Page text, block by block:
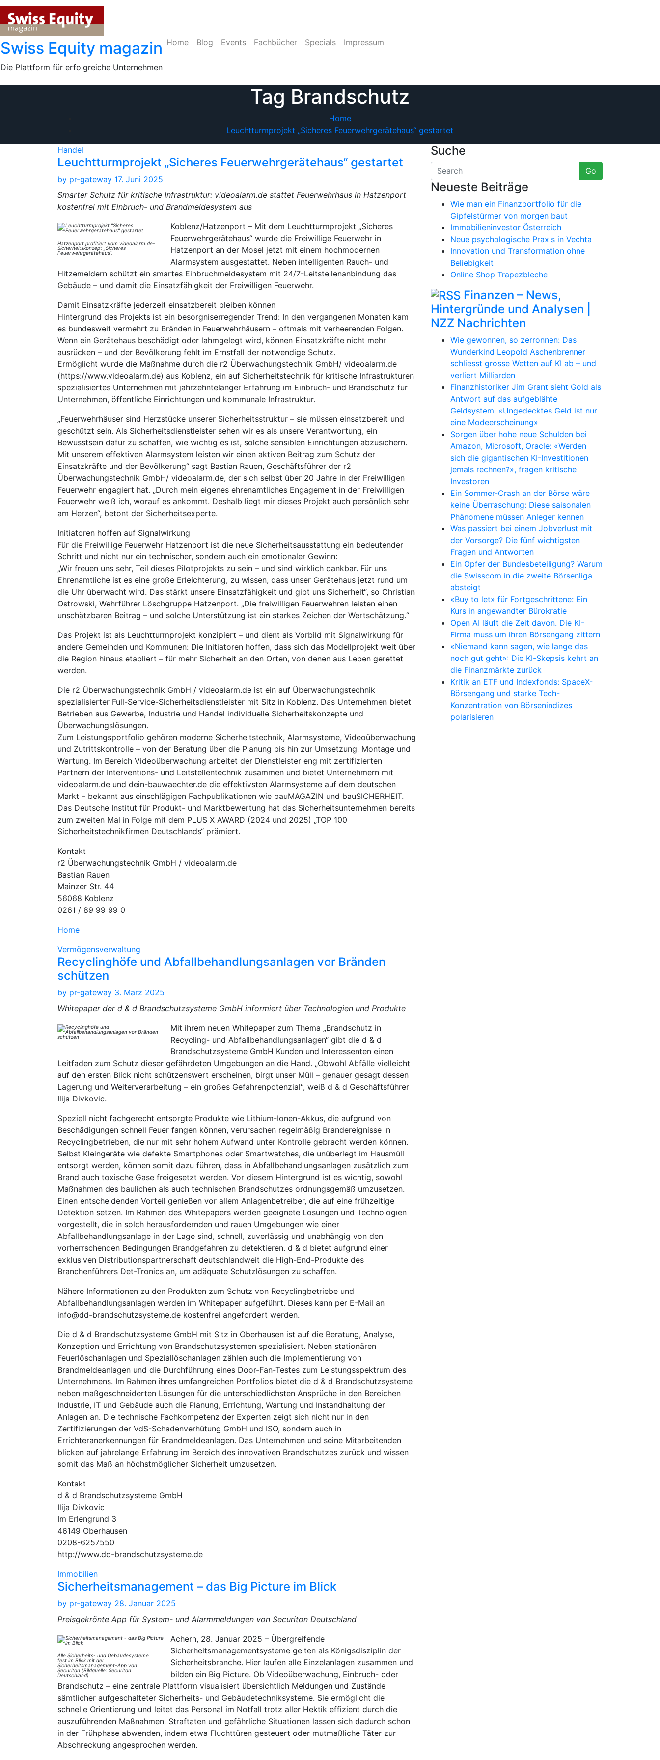
Skip
content
Swiss Equity magazin
Die Plattform für erfolgreiche Unternehmen
Home Blog Events Fachbücher Specials Impressum
Tag Brandschutz
Home
Leuchtturmprojekt „Sicheres Feuerwehrgerätehaus“ gestartet
Handel
Leuchtturmprojekt „Sicheres Feuerwehrgerätehaus“ gestartet
by pr-gateway 17. Juni 2025
Smarter Schutz für kritische Infrastruktur: videoalarm.de stattet Feuerwehrhaus in Hatzenport
kostenfrei mit Einbruch- und Brandmeldesystem aus
Hatzenport profitiert vom videoalarm.de-
Sicherheitskonzept „Sicheres
Feuerwehrgerätehaus“.
Koblenz/Hatzenport – Mit dem Leuchtturmprojekt „Sicheres
Feuerwehrgerätehaus“ wurde die Freiwillige Feuerwehr in
Hatzenport an der Mosel jetzt mit einem hochmodernen
Alarmsystem ausgestattet. Neben intelligenten Rauch- und
Hitzemeldern schützt ein smartes Einbruchmeldesystem mit 24/7-Leitstellenanbindung das
Gebäude – und damit die Einsatzfähigkeit der Freiwilligen Feuerwehr.
Damit Einsatzkräfte jederzeit einsatzbereit bleiben können
Hintergrund des Projekts ist ein besorgniserregender Trend: In den vergangenen Monaten kam
es bundesweit vermehrt zu Bränden in Feuerwehrhäusern – oftmals mit verheerenden Folgen.
Wenn ein Gerätehaus beschädigt oder lahmgelegt wird, können Einsatzkräfte nicht mehr
ausrücken – und der Bevölkerung fehlt im Ernstfall der notwendige Schutz.
Ermöglicht wurde die Maßnahme durch die r2 Überwachungstechnik GmbH/ videoalarm.de
(https://www.videoalarm.de) aus Koblenz, ein auf Sicherheitstechnik für kritische Infrastrukturen
spezialisiertes Unternehmen mit jahrzehntelanger Erfahrung im Einbruch- und Brandschutz für
Unternehmen, öffentliche Einrichtungen und kommunale Infrastruktur.
„Feuerwehrhäuser sind Herzstücke unserer Sicherheitsstruktur – sie müssen einsatzbereit und
geschützt sein. Als Sicherheitsdienstleister sehen wir es als unsere Verantwortung, ein
Bewusstsein dafür zu schaffen, wie wichtig es ist, solche sensiblen Einrichtungen abzusichern.
Mit unserem effektiven Alarmsystem leisten wir einen aktiven Beitrag zum Schutz der
Einsatzkräfte und der Bevölkerung“ sagt Bastian Rauen, Geschäftsführer der r2
Überwachungstechnik GmbH/ videoalarm.de, der sich selbst über 20 Jahre in der Freiwilligen
Feuerwehr engagiert hat. „Durch mein eigenes ehrenamtliches Engagement in der Freiwilligen
Feuerwehr weiß ich, worauf es ankommt. Deshalb liegt mir dieses Projekt auch persönlich sehr
am Herzen“, betont der Sicherheitsexperte.
Initiatoren hoffen auf Signalwirkung
Für die Freiwillige Feuerwehr Hatzenport ist die neue Sicherheitsausstattung ein bedeutender
Schritt und nicht nur ein technischer, sondern auch ein emotionaler Gewinn:
„Wir freuen uns sehr, Teil dieses Pilotprojekts zu sein – und sind wirklich dankbar. Für uns
Ehrenamtliche ist es eine große Erleichterung, zu wissen, dass unser Gerätehaus jetzt rund um
die Uhr überwacht wird. Das stärkt unsere Einsatzfähigkeit und gibt uns Sicherheit“, so Christian
Ostrowski, Wehrführer Löschgruppe Hatzenport. „Die freiwilligen Feuerwehren leisten einen
unschätzbaren Beitrag – und solche Unterstützung ist ein starkes Zeichen der Wertschätzung.“
Das Projekt ist als Leuchtturmprojekt konzipiert – und dient als Vorbild mit Signalwirkung für
andere Gemeinden und Kommunen: Die Initiatoren hoffen, dass sich das Modellprojekt weit über
die Region hinaus etabliert – für mehr Sicherheit an den Orten, von denen aus Leben gerettet
werden.
Die r2 Überwachungstechnik GmbH / videoalarm.de ist ein auf Überwachungstechnik
spezialisierter Full-Service-Sicherheitsdienstleister mit Sitz in Koblenz. Das Unternehmen bietet
Betrieben aus Gewerbe, Industrie und Handel individuelle Sicherheitskonzepte und
Überwachungslösungen.
Zum Leistungsportfolio gehören moderne Sicherheitstechnik, Alarmsysteme, Videoüberwachung
und Zutrittskontrolle – von der Beratung über die Planung bis hin zur Umsetzung, Montage und
Wartung. Im Bereich Videoüberwachung arbeitet der Dienstleister eng mit zertifizierten
Partnern der Interventions- und Leitstellentechnik zusammen und bietet Unternehmern mit
videoalarm.de und dein-bauwaechter.de die effektivsten Alarmsysteme auf dem deutschen
Markt – bekannt aus einschlägigen Fachpublikationen wie bauMAGAZIN und bauSICHERHEIT.
Das Deutsche Institut für Produkt- und Marktbewertung hat das Sicherheitsunternehmen bereits
zum zweiten Mal in Folge mit dem PLUS X AWARD (2024 und 2025) „TOP 100
Sicherheitstechnikfirmen Deutschlands“ prämiert.
Kontakt
r2 Überwachungstechnik GmbH / videoalarm.de
Bastian Rauen
Mainzer Str. 44
56068 Koblenz
0261 / 89 99 99 0
Home
Vermögensverwaltung
Recyclinghöfe und Abfallbehandlungsanlagen vor Bränden
schützen
by pr-gateway 3. März 2025
Whitepaper der d & d Brandschutzsysteme GmbH informiert über Technologien und Produkte
Mit ihrem neuen Whitepaper zum Thema „Brandschutz in
Recycling- und Abfallbehandlungsanlagen“ gibt die d & d
Brandschutzsysteme GmbH Kunden und Interessenten einen
Leitfaden zum Schutz dieser gefährdeten Umgebungen an die Hand. „Obwohl Abfälle vielleicht
auf den ersten Blick nicht schützenswert erscheinen, birgt unser Müll – genauer gesagt dessen
Lagerung und Weiterverarbeitung – ein großes Gefahrenpotenzial“, weiß d & d Geschäftsführer
Ilija Divkovic.
Speziell nicht fachgerecht entsorgte Produkte wie Lithium-Ionen-Akkus, die aufgrund von
Beschädigungen schnell Feuer fangen können, verursachen regelmäßig Brandereignisse in
Recyclingbetrieben, die nur mit sehr hohem Aufwand unter Kontrolle gebracht werden können.
Selbst Kleingeräte wie defekte Smartphones oder Smartwatches, die unüberlegt im Hausmüll
entsorgt werden, können somit dazu führen, dass in Abfallbehandlungsanlagen zusätzlich zum
Brand auch toxische Gase freigesetzt werden. Vor diesem Hintergrund ist es wichtig, sowohl
Maßnahmen des baulichen als auch technischen Brandschutzes ordnungsgemäß umzusetzen.
Einen entscheidenden Vorteil genießen vor allem Anlagenbetreiber, die auf eine frühzeitige
Detektion setzen. Im Rahmen des Whitepapers werden geeignete Lösungen und Technologien
vorgestellt, die in solch herausfordernden und rauen Umgebungen wie einer
Abfallbehandlungsanlage in der Lage sind, schnell, zuverlässig und unabhängig von den
vorherrschenden Bedingungen Brandgefahren zu detektieren. d & d bietet aufgrund einer
exklusiven Distributionspartnerschaft deutschlandweit die High-End-Produkte des
Branchenführers Det-Tronics an, um adäquate Schutzlösungen zu schaffen.
Nähere Informationen zu den Produkten zum Schutz von Recyclingbetriebe und
Abfallbehandlungsanlagen werden im Whitepaper aufgeführt. Dieses kann per E-Mail an
info@dd-brandschutzsysteme.de kostenfrei angefordert werden.
Die d & d Brandschutzsysteme GmbH mit Sitz in Oberhausen ist auf die Beratung, Analyse,
Konzeption und Errichtung von Brandschutzsystemen spezialisiert. Neben stationären
Feuerlöschanlagen und Speziallöschanlagen zählen auch die Implementierung von
Brandmeldeanlagen und die Durchführung eines Door-Fan-Testes zum Leistungsspektrum des
Unternehmens. Im Rahmen ihres umfangreichen Portfolios bietet die d & d Brandschutzsysteme
neben maßgeschneiderten Lösungen für die unterschiedlichsten Ansprüche in den Bereichen
Industrie, IT und Gebäude auch die Planung, Errichtung, Wartung und Instandhaltung der
Anlagen an. Die technische Fachkompetenz der Experten zeigt sich nicht nur in den
Zertifizierungen der VdS-Schadenverhütung GmbH und ISO, sondern auch in
Errichteranerkennungen für Brandmeldeanlagen. Das Unternehmen und seine Mitarbeitenden
blicken auf jahrelange Erfahrung im Bereich des innovativen Brandschutzes zurück und wissen
somit das Maß an höchstmöglicher Sicherheit umzusetzen.
Kontakt
d & d Brandschutzsysteme GmbH
Ilija Divkovic
Im Erlengrund 3
46149 Oberhausen
0208-6257550
http://www.dd-brandschutzsysteme.de
Immobilien
Sicherheitsmanagement – das Big Picture im Blick
by pr-gateway 28. Januar 2025
Preisgekrönte App für System- und Alarmmeldungen von Securiton Deutschland
Alle Sicherheits- und Gebäudesysteme
fest im Blick mit der
Sicherheitsmanagement-App von
Securiton (Bildquelle: Securiton
Deutschland)
Achern, 28. Januar 2025 – Übergreifende
Sicherheitsmanagementsysteme gelten als Königsdisziplin der
Sicherheitsbranche. Hier laufen alle Einzelanlagen zusammen und
bilden ein Big Picture. Ob Videoüberwachung, Einbruch- oder
Brandschutz – eine zentrale Plattform visualisiert übersichtlich Meldungen und Zustände
sämtlicher aufgeschalteter Sicherheits- und Gebäudetechniksysteme. Sie ermöglicht die
schnelle Orientierung und leitet das Personal im Notfall trotz aller Hektik effizient durch die
auszuführenden Maßnahmen. Straftaten und gefährliche Situationen lassen sich dadurch schon
in der Frühphase abwenden, indem etwa Fluchttüren gesteuert oder mutmaßliche Täter zur
Abschreckung angesprochen werden.
Suche
Go
Neueste Beiträge
Wie man ein Finanzportfolio für die
Gipfelstürmer von morgen baut
Immobilieninvestor Österreich
Neue psychologische Praxis in Vechta
Innovation und Transformation ohne
Beliebigkeit
Online Shop Trapezbleche
Finanzen – News,
Hintergründe und Analysen |
NZZ Nachrichten
Wie gewonnen, so zerronnen: Das
Wunderkind Leopold Aschenbrenner
schliesst grosse Wetten auf KI ab – und
verliert Milliarden
Finanzhistoriker Jim Grant sieht Gold als
Antwort auf das aufgeblähte
Geldsystem: «Ungedecktes Geld ist nur
eine Modeerscheinung»
Sorgen über hohe neue Schulden bei
Amazon, Microsoft, Oracle: «Werden
sich die gigantischen KI-Investitionen
jemals rechnen?», fragen kritische
Investoren
Ein Sommer-Crash an der Börse wäre
keine Überraschung: Diese saisonalen
Phänomene müssen Anleger kennen
Was passiert bei einem Jobverlust mit
der Vorsorge? Die fünf wichtigsten
Fragen und Antworten
Ein Opfer der Bundesbeteiligung? Warum
die Swisscom in die zweite Börsenliga
absteigt
«Buy to let» für Fortgeschrittene: Ein
Kurs in angewandter Bürokratie
Open AI läuft die Zeit davon. Die KI-
Firma muss um ihren Börsengang zittern
«Niemand kann sagen, wie lange das
noch gut geht»: Die KI-Skepsis kehrt an
die Finanzmärkte zurück
Kritik an ETF und Indexfonds: SpaceX-
Börsengang und starke Tech-
Konzentration von Börsenindizes
polarisieren